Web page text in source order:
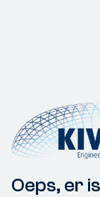
Oeps, er